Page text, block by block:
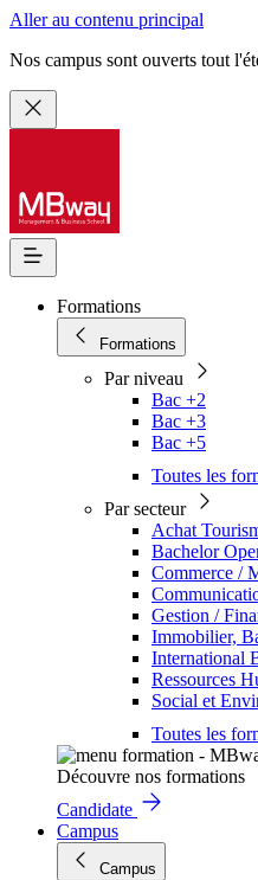
Aller au contenu principal
Nos campus sont ouverts tout
Formations
Formations
Par niveau
Bac +2
Bac +3
Bac +5
Toutes les
Par secteur
Achat
Bachelor
Commerce /
Gestion /
Immobilier,
International
Ressources
Social et
Toutes les
Découvre nos formations
Candidate
Campus
Campus